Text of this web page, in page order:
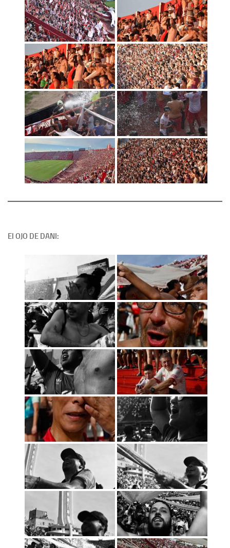
El OJO DE DANI: